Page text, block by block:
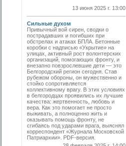
13 июня 2025 г. 13:00
Сильные духом
Привычный вой сирен, сводки о
пострадавших и погибших при
обстрелах и атаках БПЛА. Бетонные
коробки с надписью «Укрытие» на
улицах, активный рост волонтерских
организаций, помогающих фронту, и
внезапно повзрослевшие дети — это
Белгородский регион сегодня. Став
рубежом обороны, он мужественно и
стойко сопротивляется
коллективному врагу. В этих условиях
в белгородцах проявились их лучшие
качества: жертвенность, любовь и
вера. Как это помогает не просто
выживать, а полноценно жить и
оказывать помощь фронту, не
сгибаясь под ударами врага, выяснял
корреспондент «Журнала Московской
Патриархии». PDF-версия.